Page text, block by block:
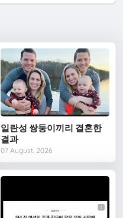
일란성 쌍둥이끼리 결혼한
결과
07 August, 2026